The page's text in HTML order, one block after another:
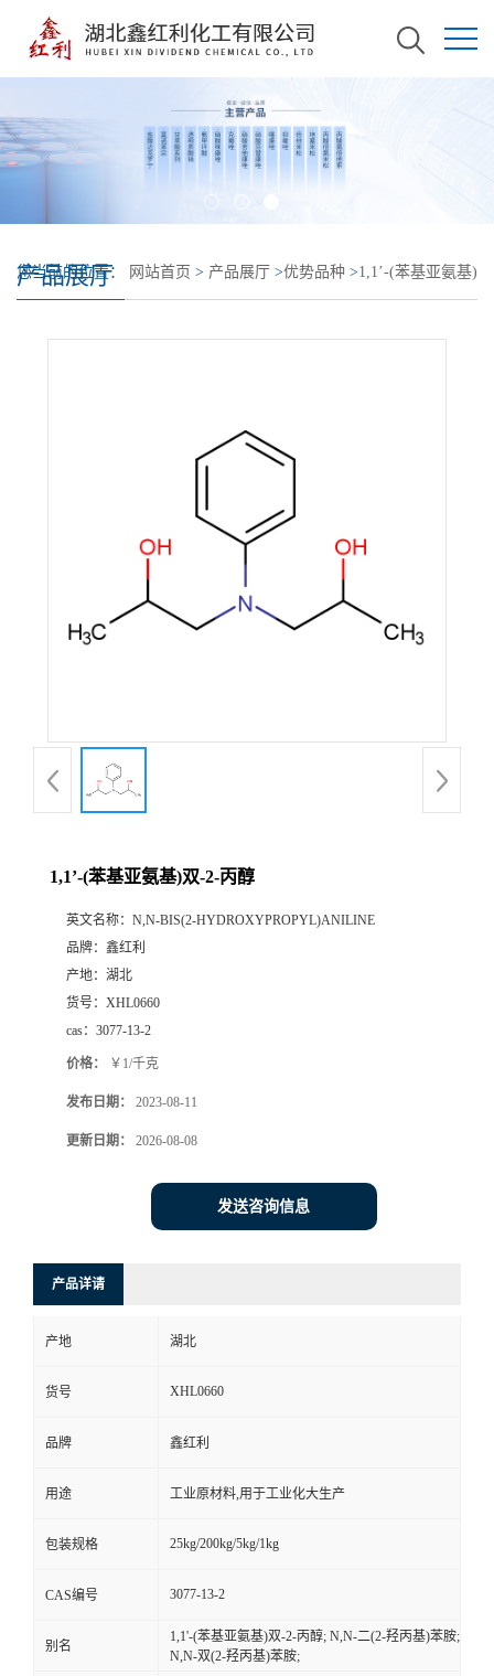
产品展厅
您当前的位置： 网站首页 > 产品展厅 >优势品种 >1,1’-(苯基亚氨基)
1,1’-(苯基亚氨基)双-2-丙醇
英文名称： N,N-BIS(2-HYDROXYPROPYL)ANILINE
品牌： 鑫红利
产地： 湖北
货号： XHL0660
cas： 3077-13-2
价格： ￥1/千克
发布日期： 2023-08-11
更新日期： 2026-08-08
发送咨询信息
产品详请
产地 湖北
货号 XHL0660
品牌 鑫红利
用途 工业原材料,用于工业化大生产
包装规格 25kg/200kg/5kg/1kg
CAS编号 3077-13-2
别名
1,1'-(苯基亚氨基)双-2-丙醇; N,N-二(2-羟丙基)苯胺;
N,N-双(2-羟丙基)苯胺;